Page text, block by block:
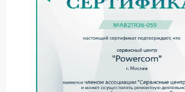
При появлении таких признаков
позволяет предотвратить
других компонентов.
Причины повреждения
проводов